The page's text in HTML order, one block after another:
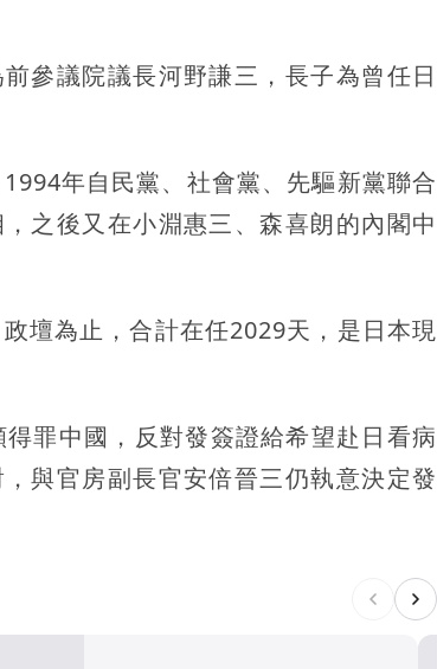
參議院議長河野謙三，長子為曾任日
年自民黨、社會黨、先驅新黨聯合
之後又在小淵惠三、森喜朗的內閣中
壇為止，合計在任2029天，是日本現
罪中國，反對發簽證給希望赴日看病
與官房副長官安倍晉三仍執意決定發